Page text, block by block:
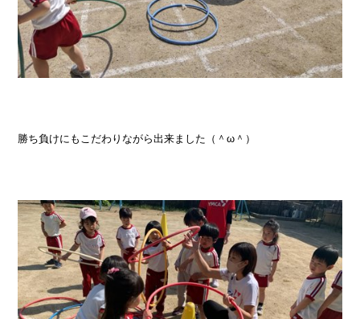
勝ち負けにもこだわりながら出来ました（＾ω＾）